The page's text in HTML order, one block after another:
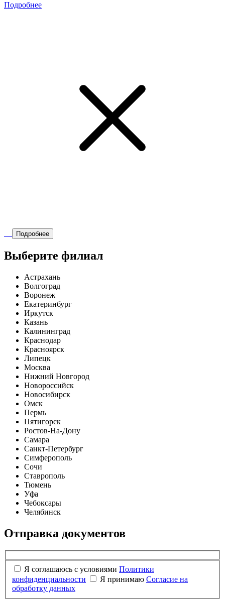
Подробнее
Подробнее
Выберите филиал
Астрахань
Волгоград
Воронеж
Екатеринбург
Иркутск
Казань
Калининград
Краснодар
Красноярск
Липецк
Москва
Нижний Новгород
Новороссийск
Новосибирск
Омск
Пермь
Пятигорск
Ростов-На-Дону
Самара
Санкт-Петербург
Симферополь
Сочи
Ставрополь
Тюмень
Уфа
Чебоксары
Челябинск
Отправка документов
Я соглашаюсь с условиями Политики
конфиденциальности
Я принимаю Согласие на
обработку данных